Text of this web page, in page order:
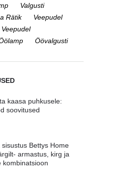
Valgusti
Rätik
Veepudel
Veepudel
Öövalgusti
kaasa puhkusele:
soovitused
sisustus Bettys Home
armastus, kirg ja
kombinatsioon